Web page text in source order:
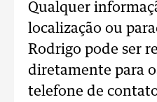
Qualquer
localização ou
Rodrigo pode ser
diretamente para
telefone de